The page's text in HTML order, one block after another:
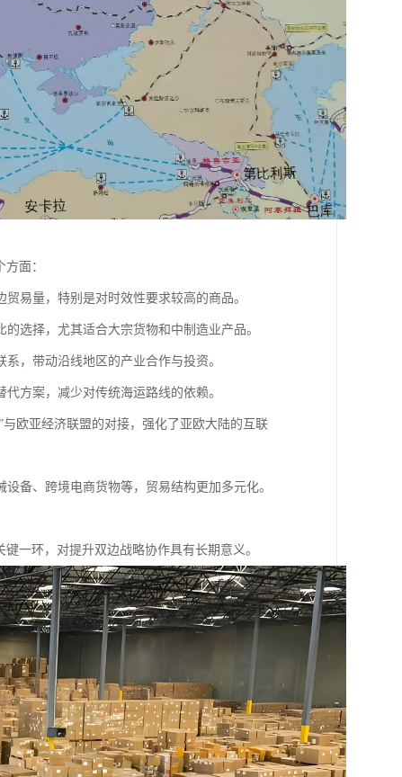
面：
易量，特别是对时效性要求较高的商品。
选择，尤其适合大宗货物和中制造业产品。
，带动沿线地区的产业合作与投资。
方案，减少对传统海运路线的依赖。
欧亚经济联盟的对接，强化了亚欧大陆的互联
备、跨境电商货物等，贸易结构更加多元化。
一环，对提升双边战略协作具有长期意义。